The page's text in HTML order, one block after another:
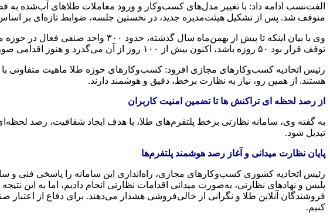
الفت‌نسب ادامه داد: با تغییر مدل‌های کسب‌وکار و ورود معاملات طلاهای آب‌شده به
متوقف شد. پس از تشکیل هیئت‌مدیره جدید، در نخستین جلسه، ضوابط تازه‌ای بر
وی با بیان اینکه تا پیش از
توقف قرار بود ۵۰ روزه باشد، اکنون بیش از ۱۰۰ روز از آن می‌گذرد و هنوز اقدامی صورت نگرفته است.
رئیس اتحادیه کسب‌وکارهای مجازی افزود: کسب‌وکارهای حوزه طلا ماهیت متفاوتی با
هستند. از همین رو، نیاز به نظارت برخط، دقیق و هوشمند دارند.
از رصد لحظه ای تراکنش ها تا تضمین امنیت کاربران
به گفته وی، سامانه نظارتی برخط پلتفرم‌های طلا، با هدف ایجاد شفافیت، رصد
تبدیل شود.
پایان نظارت میدانی و آغاز رصد هوشمند پلتفرم‌ها
رئیس اتحادیه کشوری کسب‌وکارهای مجازی، راه‌اندازی این سامانه را پاسخی فنی و
پلیس و نهادهای نظارتی، به‌صورت میدانی اقدامات نظارتی انجام دادیم، اما به این
فروشندگان آنلاین طلا و نگرانی از خالی‌فروشی هشدار می‌دهند. برای دفاع از
کنیم.